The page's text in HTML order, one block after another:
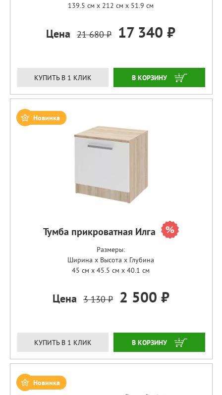
139.5 см x 212 см x 51.9 см
Цена 21 680 ₽ 17 340 ₽
КУПИТЬ В 1 КЛИК ЗАКАЗАТЬ
Новинка
Тумба прикроватная Илга
Размеры:
Ширина x Высота x Глубина
45 см x 45.5 см x 40.1 см
Цена 3 130 ₽ 2 500 ₽
КУПИТЬ В 1 КЛИК ЗАКАЗАТЬ
Новинка